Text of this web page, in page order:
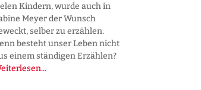
Kindern, wurde auch in
Meyer der Wunsch
selber zu erzählen.
besteht unser Leben nicht
einem ständigen Erzählen?